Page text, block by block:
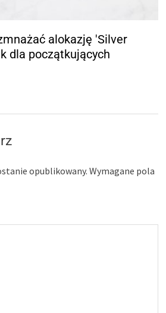
alokazję 'Silver
dla początkujących
opublikowany. Wymagane pola